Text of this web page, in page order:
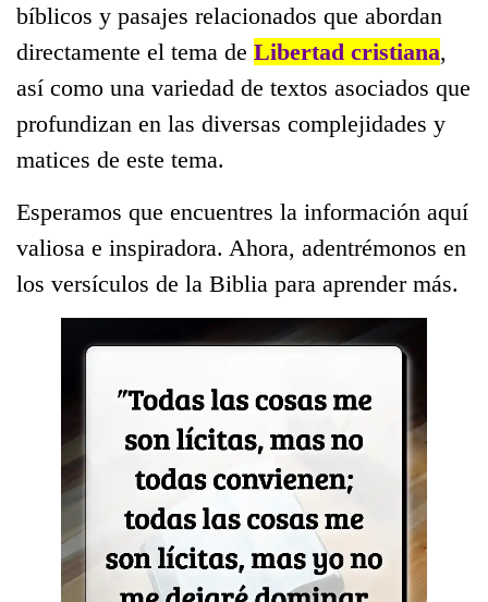
bíblicos y pasajes relacionados que abordan
directamente el tema de Libertad cristiana,
así como una variedad de textos asociados que
profundizan en las diversas complejidades y
matices de este tema.
Esperamos que encuentres la información aquí
valiosa e inspiradora. Ahora, adentrémonos en
los versículos de la Biblia para aprender más.